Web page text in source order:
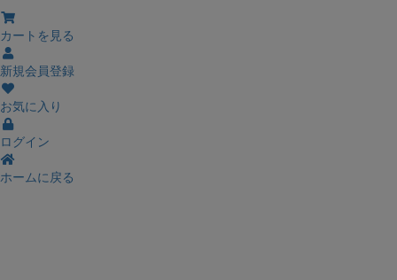
カートを見る
新規会員登録
お気に入り
ログイン
ホームに戻る